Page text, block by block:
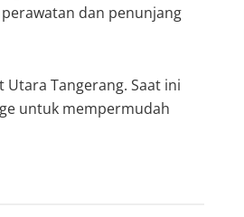
dan penunjang
Utara Tangerang. Saat ini
untuk mempermudah